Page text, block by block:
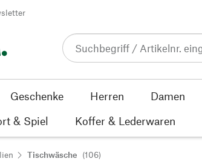
Geschenke Herren Damen
& Spiel
Koffer & Lederwaren
Tischwäsche (106)